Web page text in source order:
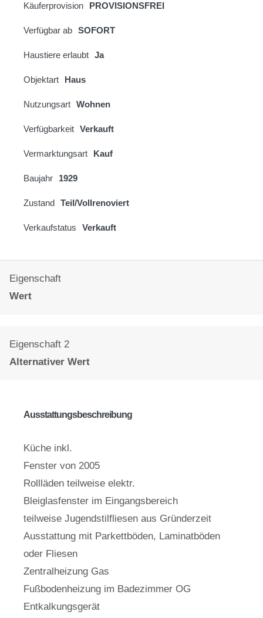
Käuferprovision PROVISIONSFREI
Verfügbar ab SOFORT
Haustiere erlaubt Ja
Objektart Haus
Nutzungsart Wohnen
Verfügbarkeit Verkauft
Vermarktungsart Kauf
Baujahr 1929
Zustand Teil/Vollrenoviert
Verkaufstatus Verkauft
Eigenschaft
Wert
Eigenschaft 2
Alternativer Wert
Ausstattungsbeschreibung
Küche inkl.
Fenster von 2005
Rollläden teilweise elektr.
Bleiglasfenster im Eingangsbereich
teilweise Jugendstilfliesen aus Gründerzeit
Ausstattung mit Parkettböden, Laminatböden
oder Fliesen
Zentralheizung Gas
Fußbodenheizung im Badezimmer OG
Entkalkungsgerät